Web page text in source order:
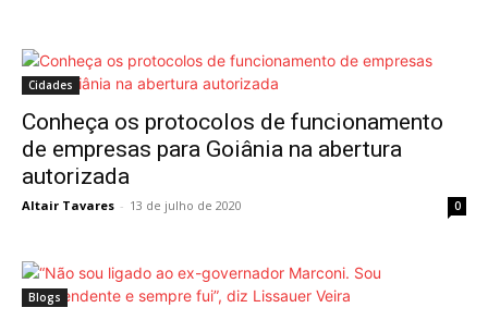
Cidades
Conheça os protocolos de funcionamento
de empresas para Goiânia na abertura
autorizada
Altair Tavares - 13 de julho de 2020 0
Blogs